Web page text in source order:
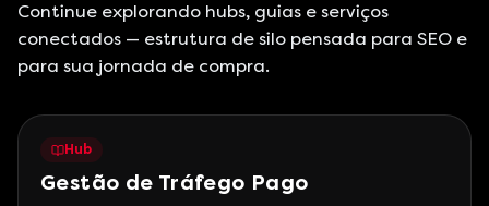
Continue explorando hubs, guias e serviços
conectados — estrutura de silo pensada para SEO e
para sua jornada de compra.
Hub
Gestão de Tráfego Pago